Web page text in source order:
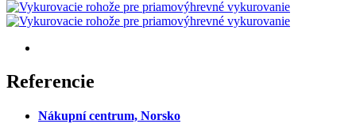
Referencie
Nákupní centrum, Norsko